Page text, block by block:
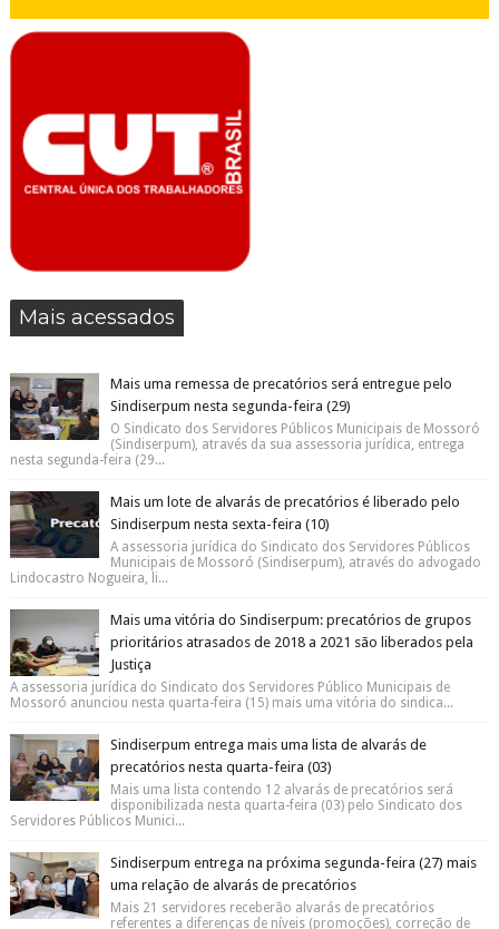
Mais acessados
Mais uma remessa de precatórios será entregue pelo
Sindiserpum nesta segunda-feira (29)
O Sindicato dos Servidores Públicos Municipais de Mossoró
(Sindiserpum), através da sua assessoria jurídica, entrega
nesta segunda-feira (29...
Mais um lote de alvarás de precatórios é liberado pelo
Sindiserpum nesta sexta-feira (10)
A assessoria jurídica do Sindicato dos Servidores Públicos
Municipais de Mossoró (Sindiserpum), através do advogado
Lindocastro Nogueira, li...
Mais uma vitória do Sindiserpum: precatórios de grupos
prioritários atrasados de 2018 a 2021 são liberados pela
Justiça
A assessoria jurídica do Sindicato dos Servidores Público Municipais de
Mossoró anunciou nesta quarta-feira (15) mais uma vitória do sindica...
Sindiserpum entrega mais uma lista de alvarás de
precatórios nesta quarta-feira (03)
Mais uma lista contendo 12 alvarás de precatórios será
disponibilizada nesta quarta-feira (03) pelo Sindicato dos
Servidores Públicos Munici...
Sindiserpum entrega na próxima segunda-feira (27) mais
uma relação de alvarás de precatórios
Mais 21 servidores receberão alvarás de precatórios
referentes a diferenças de níveis (promoções), correção de